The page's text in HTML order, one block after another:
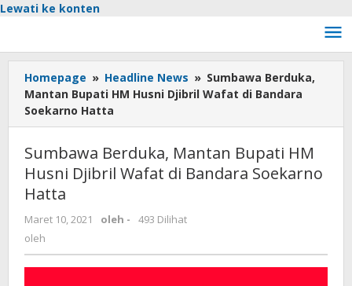
Lewati ke konten
Homepage » Headline News » Sumbawa Berduka,
Mantan Bupati HM Husni Djibril Wafat di Bandara
Soekarno Hatta
Sumbawa Berduka, Mantan Bupati HM
Husni Djibril Wafat di Bandara Soekarno
Hatta
Maret 10, 2021 oleh -
493 Dilihat
oleh